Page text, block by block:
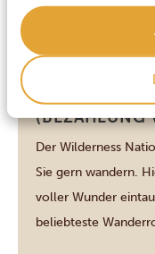
Verhalten. Der
TRAIL IM
(BEZAHLUNG
Der Wilderness
Sie gern wandern.
voller Wunder
beliebteste